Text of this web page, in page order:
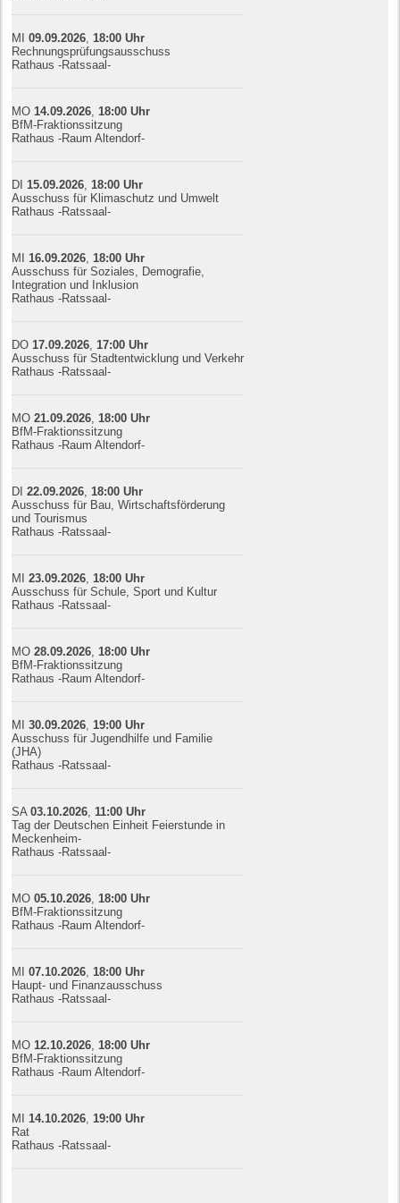
MI09.09.2026,18:00 Uhr
Rechnungsprüfungsausschuss
Rathaus -Ratssaal-
MO14.09.2026,18:00 Uhr
BfM-Fraktionssitzung
Rathaus -Raum Altendorf-
DI15.09.2026,18:00 Uhr
Ausschuss für Klimaschutz und Umwelt
Rathaus -Ratssaal-
MI16.09.2026,18:00 Uhr
Ausschuss für Soziales, Demografie,
Integration und Inklusion
Rathaus -Ratssaal-
DO17.09.2026,17:00 Uhr
Ausschuss für Stadtentwicklung und Verkehr
Rathaus -Ratssaal-
MO21.09.2026,18:00 Uhr
BfM-Fraktionssitzung
Rathaus -Raum Altendorf-
DI22.09.2026,18:00 Uhr
Ausschuss für Bau, Wirtschaftsförderung
und Tourismus
Rathaus -Ratssaal-
MI23.09.2026,18:00 Uhr
Ausschuss für Schule, Sport und Kultur
Rathaus -Ratssaal-
MO28.09.2026,18:00 Uhr
BfM-Fraktionssitzung
Rathaus -Raum Altendorf-
MI30.09.2026,19:00 Uhr
Ausschuss für Jugendhilfe und Familie
(JHA)
Rathaus -Ratssaal-
SA03.10.2026,11:00 Uhr
Tag der Deutschen Einheit Feierstunde in
Meckenheim-
Rathaus -Ratssaal-
MO05.10.2026,18:00 Uhr
BfM-Fraktionssitzung
Rathaus -Raum Altendorf-
MI07.10.2026,18:00 Uhr
Haupt- und Finanzausschuss
Rathaus -Ratssaal-
MO12.10.2026,18:00 Uhr
BfM-Fraktionssitzung
Rathaus -Raum Altendorf-
MI14.10.2026,19:00 Uhr
Rat
Rathaus -Ratssaal-